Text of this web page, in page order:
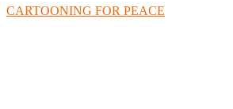
CARTOONING FOR PEACE